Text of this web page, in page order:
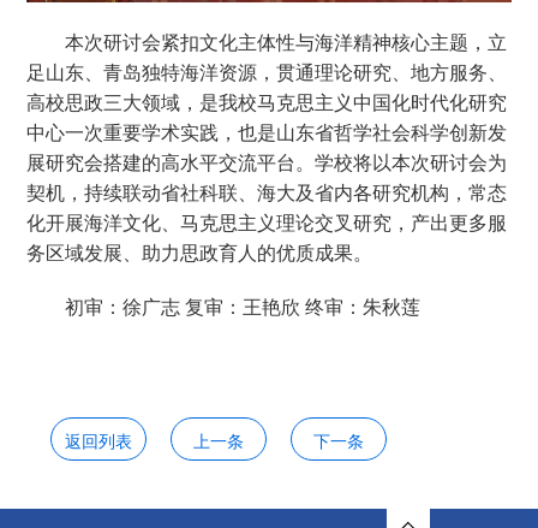
本次研讨会紧扣文化主体性与海洋精神核心主题，立
足山东、青岛独特海洋资源，贯通理论研究、地方服务、
高校思政三大领域，是我校马克思主义中国化时代化研究
中心一次重要学术实践，也是山东省哲学社会科学创新发
展研究会搭建的高水平交流平台。学校将以本次研讨会为
契机，持续联动省社科联、海大及省内各研究机构，常态
化开展海洋文化、马克思主义理论交叉研究，产出更多服
务区域发展、助力思政育人的优质成果。
初审：徐广志复审：王艳欣终审：朱秋莲
返回列表 上一条 下一条